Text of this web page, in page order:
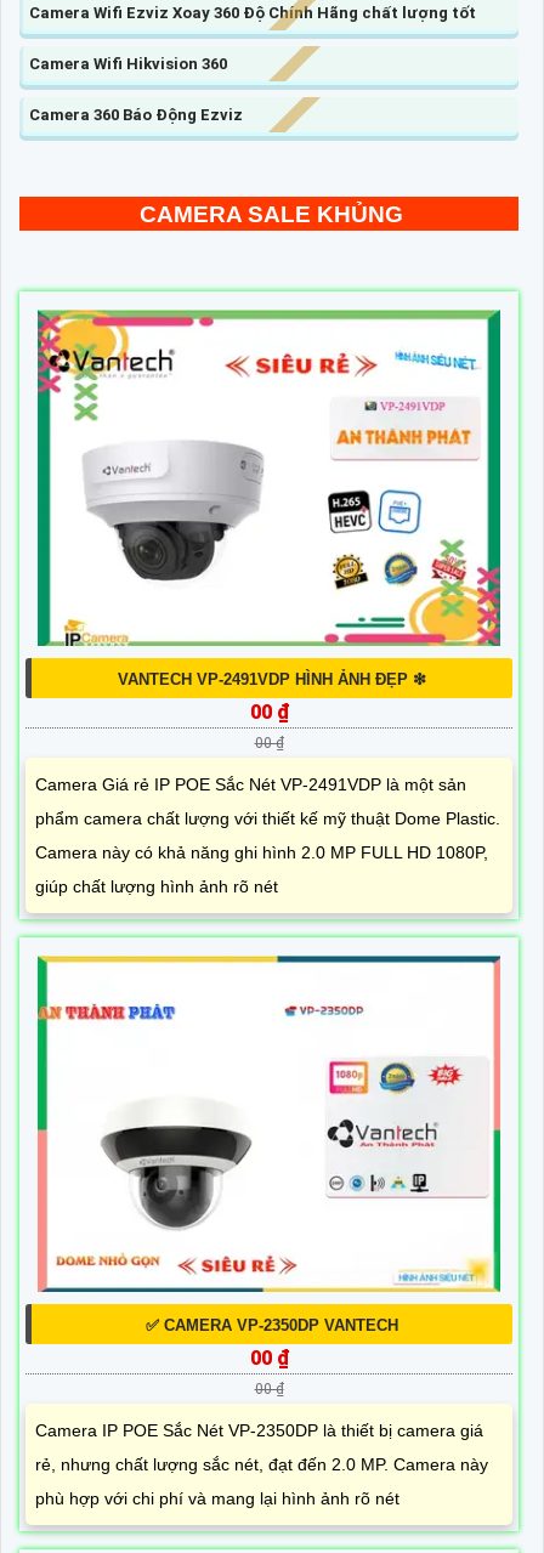
Camera Wifi Ezviz Xoay 360 Độ Chính Hãng chất lượng tốt
Camera Wifi Hikvision 360
Camera 360 Báo Động Ezviz
CAMERA SALE KHỦNG
VANTECH VP-2491VDP HÌNH ẢNH ĐẸP ❇
00 ₫
00 ₫
Camera Giá rẻ IP POE Sắc Nét VP-2491VDP là một sản
phẩm camera chất lượng với thiết kế mỹ thuật Dome Plastic.
Camera này có khả năng ghi hình 2.0 MP FULL HD 1080P,
giúp chất lượng hình ảnh rõ nét
✅ CAMERA VP-2350DP VANTECH
00 ₫
00 ₫
Camera IP POE Sắc Nét VP-2350DP là thiết bị camera giá
rẻ, nhưng chất lượng sắc nét, đạt đến 2.0 MP. Camera này
phù hợp với chi phí và mang lại hình ảnh rõ nét